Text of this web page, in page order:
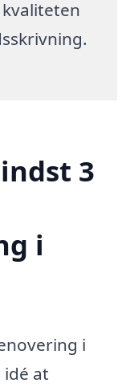
3
i
i
at